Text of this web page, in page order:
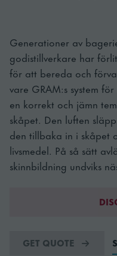
Generationer av
godistillverkare har
för att bereda och
vare GRAM:s system
en korrekt och jämn
skåpet. Den luften
den tillbaka in i skåpet
livsmedel. På så sätt
skinnbildning undviks
GET QUOTE